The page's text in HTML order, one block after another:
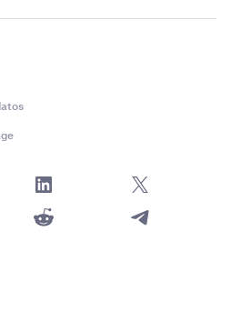
trading
está disponible para
que cumplan los requisitos
que se autocertifiquen como
Apto (ECP)
(excepto
inversores
de EE. UU.